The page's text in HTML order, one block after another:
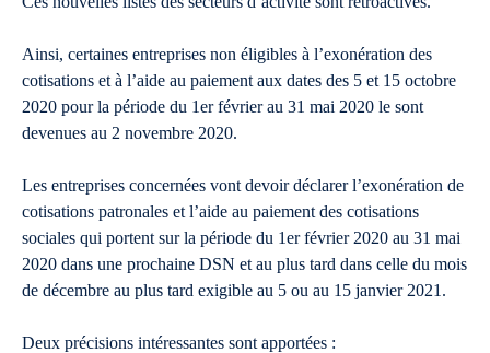
Ainsi, certaines entreprises non éligibles à l’exonération des
cotisations et à l’aide au paiement aux dates des 5 et 15 octobre
2020 pour la période du 1er février au 31 mai 2020 le sont
devenues au 2 novembre 2020.
Les entreprises concernées vont devoir déclarer l’exonération de
cotisations patronales et l’aide au paiement des cotisations
sociales qui portent sur la période du 1er février 2020 au 31 mai
2020 dans une prochaine DSN et au plus tard dans celle du mois
de décembre au plus tard exigible au 5 ou au 15 janvier 2021.
Deux précisions intéressantes sont apportées :